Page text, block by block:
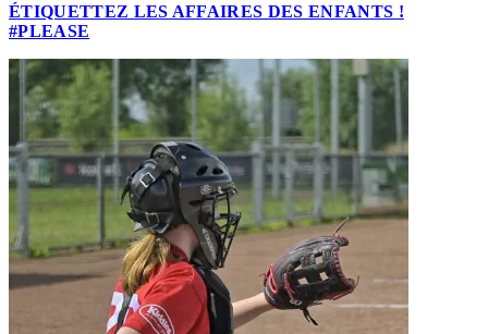
ÉTIQUETTEZ LES AFFAIRES DES ENFANTS !
#PLEASE